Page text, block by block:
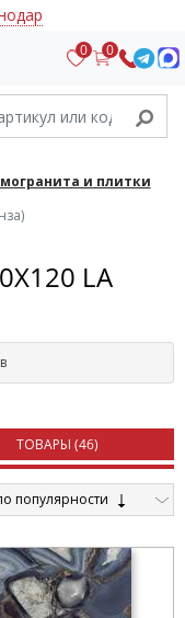
0 0
и плитки
LA
ТОВАРЫ (46)
популярности